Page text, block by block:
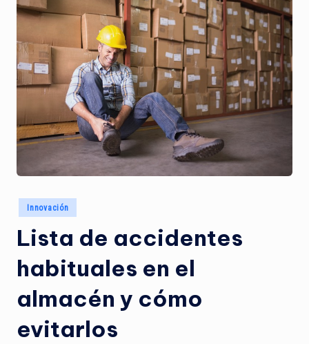
O
M
S
E
p
a
ñ
a
Publicado
en
Innovación
Lista de accidentes
habituales en el
almacén y cómo
evitarlos